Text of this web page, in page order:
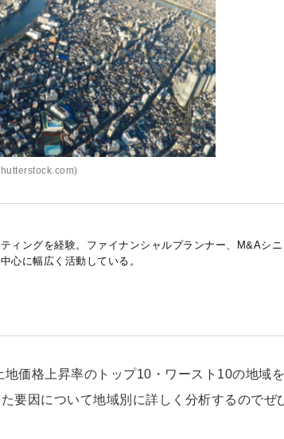
ィングを経験。ファイナンシャルプランナー、M&Aシニ
心に幅広く活動している。
価格上昇率のトップ10・ワースト10の地域
要因について地域別に詳しく分析するのでぜ